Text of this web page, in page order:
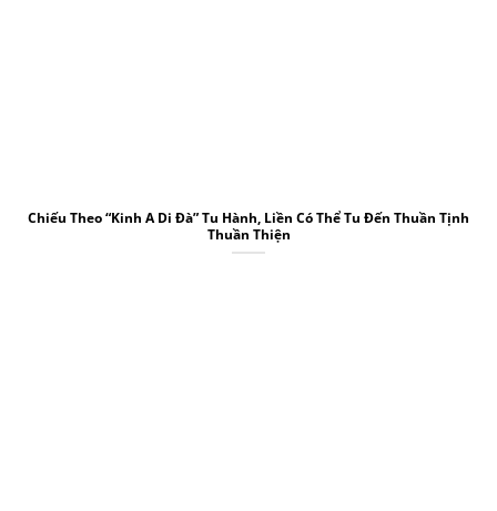
Chiếu Theo “Kinh A Di Đà” Tu Hành, Liền Có Thể Tu Đến Thuần Tịnh
Thuần Thiện